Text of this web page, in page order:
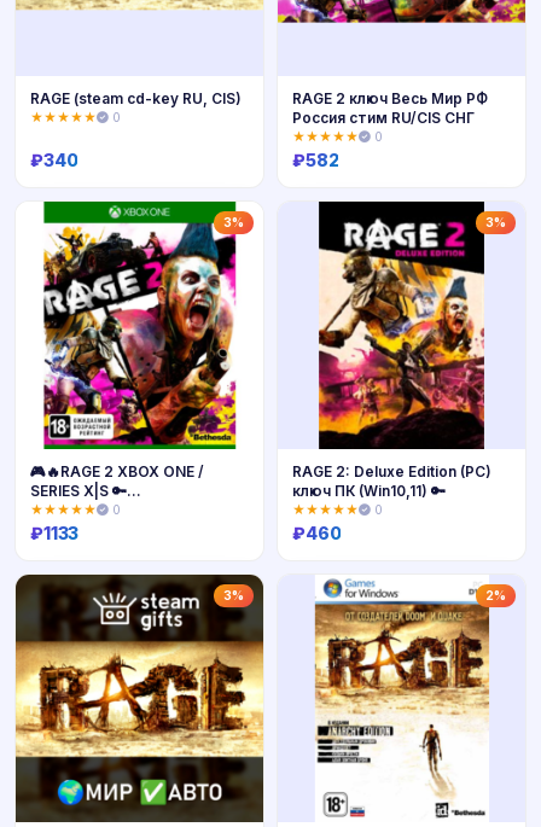
Купить
RAGE (steam cd-key RU, CIS)
★★★★★ 0
₽340
Купить
RAGE 2 ключ Весь Мир РФ
Россия стим RU/CIS СНГ
★★★★★ 0
₽582
3%
Купить
🎮🔥RAGE 2 XBOX ONE /
SERIES X|S 🔑
КЛЮЧ+ПОМОЩЬ🔥
★★★★★ 0
₽1133
3%
Купить
RAGE 2: Deluxe Edition (PC)
ключ ПК (Win10,11) 🔑
★★★★★ 0
₽460
3% 2%